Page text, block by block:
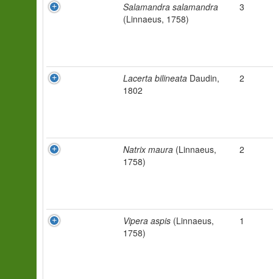
Salamandra salamandra
(Linnaeus, 1758)
3
Lacerta bilineata Daudin,
1802
2
Natrix maura (Linnaeus,
1758)
2
Vipera aspis (Linnaeus,
1758)
1